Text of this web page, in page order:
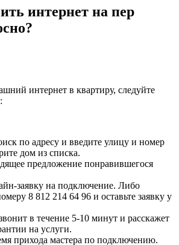
интернет на пер
интернет в квартиру, следуйте
по адресу и введите улицу и номер
дом из списка.
предложение понравившегося
заявку на подключение. Либо
8 812 214 64 96 и оставьте заявку у
в течение 5-10 минут и расскажет
на услуги.
прихода мастера по подключению.